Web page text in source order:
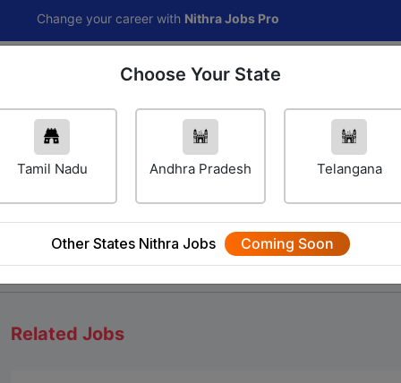
your career withNithra Jobs Pro
Jobs Career Navigator
Choose Your State
Tamil Nadu Andhra Pradesh Telangana
Other States Nithra Jobs Coming Soon
We will update Soon
Related Jobs